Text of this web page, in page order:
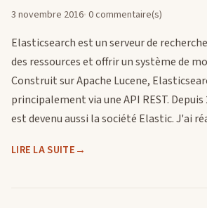
3 novembre 2016 0 commentaire(s)
Elasticsearch est un serveur de
des ressources et offrir un système de
Construit sur Apache Lucene,
principalement via une API REST.
est devenu aussi la société Elastic. J'ai
LIRE LA SUITE